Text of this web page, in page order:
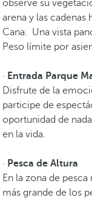
observe su
arena y las
Cana. Una vista
Peso límite por
· Entrada Parque
Disfrute de la
participe de
oportunidad de
en la vida.
· Pesca de Altura
En la zona de
más grande de los